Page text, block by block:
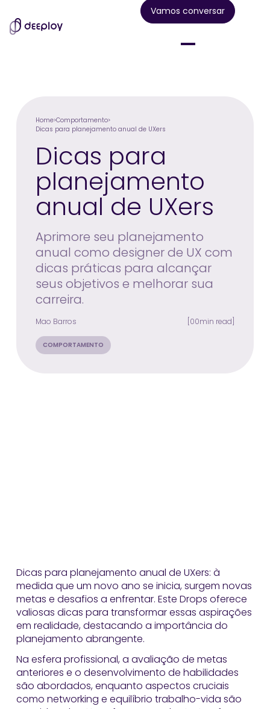
Vamos conversar
Home Comportamento
Dicas para planejamento anual de UXers
Dicas para
planejamento
anual de UXers
Aprimore seu planejamento
anual como designer de UX com
dicas práticas para alcançar
seus objetivos e melhorar sua
carreira.
Mao Barros [00min read]
COMPORTAMENTO
Dicas para planejamento anual de UXers: à
medida que um novo ano se inicia, surgem novas
metas e desafios a enfrentar. Este Drops oferece
valiosas dicas para transformar essas aspirações
em realidade, destacando a importância do
planejamento abrangente.
Na esfera profissional, a avaliação de metas
anteriores e o desenvolvimento de habilidades
são abordados, enquanto aspectos cruciais
como networking e equilíbrio trabalho-vida são